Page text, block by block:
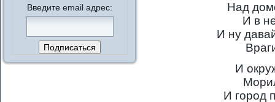
Введите email адрес:
Над
И в
И ну
И
И город